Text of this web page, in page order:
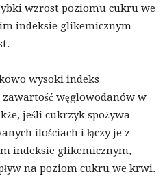
wzrost poziomu cukru we
indeksie glikemicznym
wysoki indeks
węglowodanów w
jeśli cukrzyk spożywa
ilościach i łączy je z
indeksie glikemicznym,
na poziom cukru we krwi.